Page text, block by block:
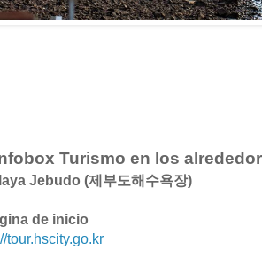
Turismo en los
Jebudo (제부도해수욕장)
de inicio
tour.hscity.go.kr